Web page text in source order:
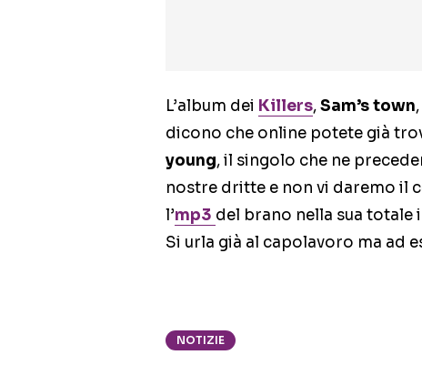
L’album dei Killers,Sam’s town
dicono che online potete già
young, il singolo che ne
nostre dritte e non vi daremo il
l’mp3 del brano nella sua totale
Si urla già al capolavoro ma ad
NOTIZIE